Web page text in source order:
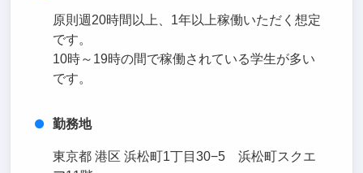
原則週20時間以上、1年以上稼働いただく想定
です。
10時～19時の間で稼働されている学生が多い
です。
勤務地
東京都 港区 浜松町1丁目30−5 浜松町スクエ